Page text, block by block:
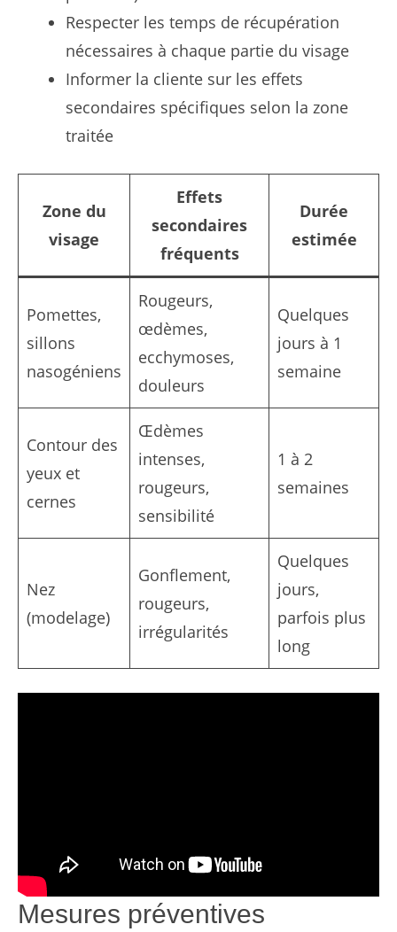
Respecter les temps de récupération
nécessaires à chaque partie du visage
Informer la cliente sur les effets
secondaires spécifiques selon la zone
traitée
Zone du
visage
Effets
secondaires
fréquents
Durée
estimée
Pomettes,
sillons
nasogéniens
Rougeurs,
œdèmes,
ecchymoses,
douleurs
Quelques
jours à 1
semaine
Contour des
yeux et
cernes
Œdèmes
intenses,
rougeurs,
sensibilité
1 à 2
semaines
Nez
(modelage)
Gonflement,
rougeurs,
irrégularités
Quelques
jours,
parfois plus
long
Mesures préventives